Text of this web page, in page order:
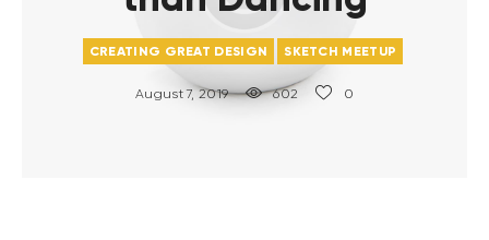
CREATING GREAT DESIGN SKETCH MEETUP
August 7, 2019 602 0